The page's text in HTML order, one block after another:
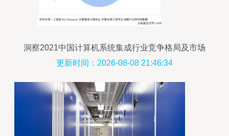
洞察2021中国计算机系统集成行业竞争格局及市场
份额 市场集中度与企业竞争力评价
更新时间：2026-08-08 21:46:34